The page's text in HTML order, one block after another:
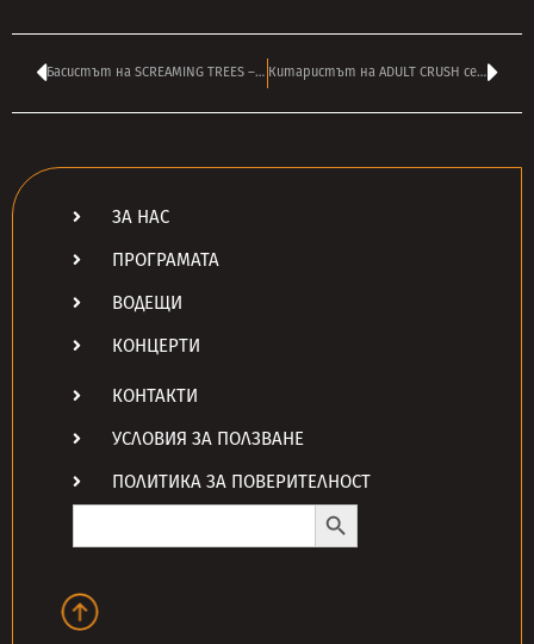
Басистът на SCREAMING TREES – ВАН КОНЪР почина на 55 Китаристът на ADULT CRUSH седми на сноуборд на Зимната универсиада в САЩ
ЗА НАС
ПРОГРАМАТА
ВОДЕЩИ
КОНЦЕРТИ
КОНТАКТИ
УСЛОВИЯ ЗА ПОЛЗВАНЕ
ПОЛИТИКА ЗА ПОВЕРИТЕЛНОСТ
Search
Search Button